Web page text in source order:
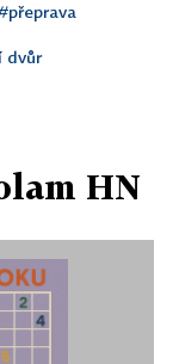
dvůr
HN